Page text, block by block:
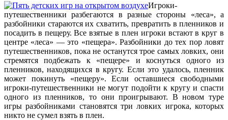
Игроки-
путешественники разбегаются в разные стороны «леса», а
разбойники стараются их схватить, превратить в пленников и
посадить в пещеру. Все взятые в плен игроки встают в круг в
центре «леса» — это «пещера». Разбойники до тех пор ловят
путешественников, пока не останутся трое самых ловких, они
стремятся подбежать к «пещере» и коснуться одного из
пленников, находящихся в кругу. Если это удалось, пленник
может покинуть «пещеру». Если оставшиеся свободными
игроки-путешественники не могут подойти к кругу и спасти
одного из пленников, то они проигрывают. В новом туре
игры разбойниками становятся три ловких игрока, которых
никто не сумел взять в плен.